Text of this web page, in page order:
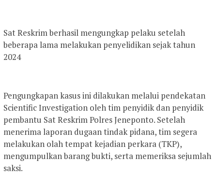
Sat Reskrim berhasil mengungkap pelaku setelah
beberapa lama melakukan penyelidikan sejak tahun
2024
Pengungkapan kasus ini dilakukan melalui pendekatan
Scientific Investigation oleh tim penyidik dan penyidik
pembantu Sat Reskrim Polres Jeneponto. Setelah
menerima laporan dugaan tindak pidana, tim segera
melakukan olah tempat kejadian perkara (TKP),
mengumpulkan barang bukti, serta memeriksa sejumlah
saksi.